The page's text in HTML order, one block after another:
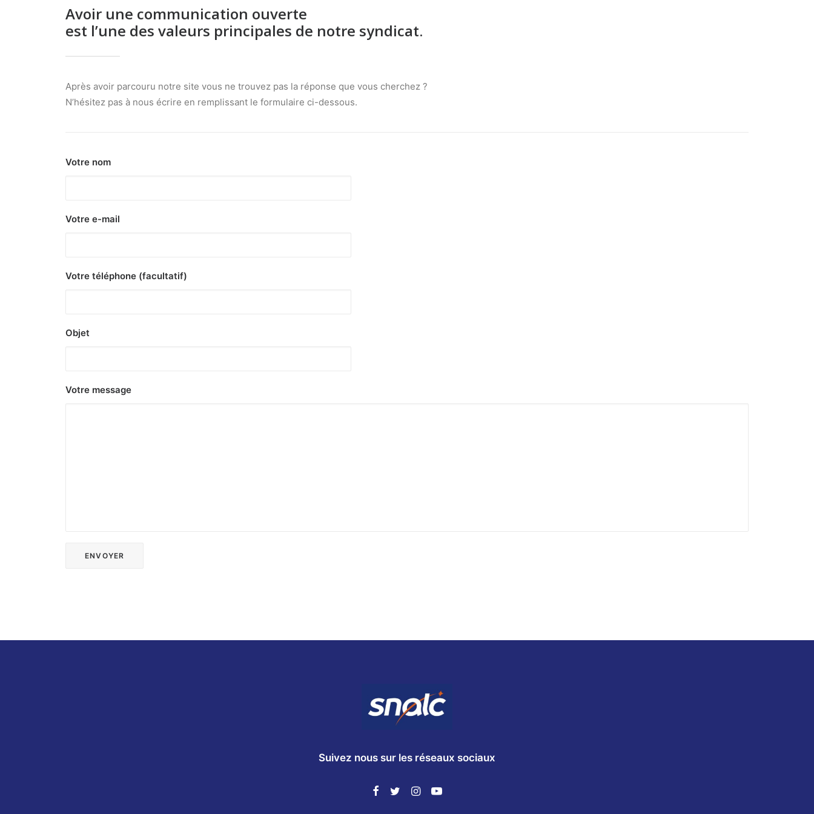
Avoir une communication ouverte
est l’une des valeurs principales de notre syndicat.
Après avoir parcouru notre site vous ne trouvez pas la réponse que vous cherchez ?
N’hésitez pas à nous écrire en remplissant le formulaire ci-dessous.
Votre nom
Votre e-mail
Votre téléphone (facultatif)
Objet
Votre message
Suivez nous sur les réseaux sociaux